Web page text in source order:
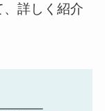
、詳しく紹介